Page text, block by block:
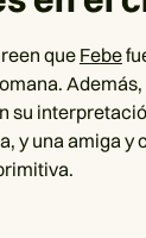
queFebe
su
y una amiga y